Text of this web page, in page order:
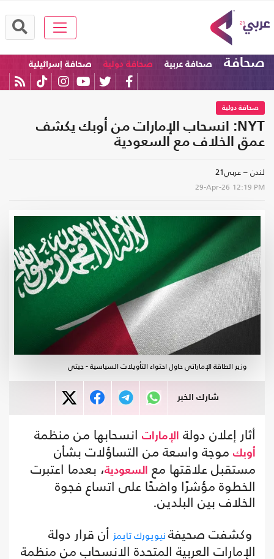
صحافة صحافة عربية صحافة دولية صحافة إسرائيلية
صحافة دولية
NYT: انسحاب الإمارات من أوبك يكشف
عمق الخلاف مع السعودية
لندن – عربي21
29-Apr-26 12:19 PM
وزير الطاقة الإماراتي حاول احتواء التأويلات السياسية - جيتي
شارك الخبر
أثار إعلان دولة الإمارات انسحابها من منظمة
أوبك موجة واسعة من التساؤلات بشأن
مستقبل علاقتها مع
السعودية، بعدما اعتبرت
الخطوة مؤشرًا واضحًا على اتساع فجوة
الخلاف بين البلدين.
وكشفت صحيفة نيويورك تايمز أن قرار دولة
الإمارات العربية المتحدة الانسحاب من منظمة